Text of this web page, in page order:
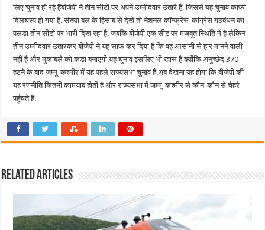
लिए चुनाव हो रहे हैंबीजेपी ने तीन सीटों पर अपने उम्मीदवार उतारे हैं, जिससे यह चुनाव काफी
दिलचस्प हो गया है. संख्या बल के हिसाब से देखें तो नेशनल कॉन्फ्रेंस-कांग्रेस गठबंधन का
पलड़ा तीन सीटों पर भारी दिख रहा है, जबकि बीजेपी एक सीट पर मजबूत स्थिति में है लेकिन
तीन उम्मीदवार उतारकर बीजेपी ने यह साफ कर दिया है कि वह आसानी से हार मानने वाली
नहीं है और मुकाबले को कड़ा बनाएगी.यह चुनाव इसलिए भी खास है क्योंकि अनुच्छेद 370
हटने के बाद जम्मू-कश्मीर में यह पहले राज्यसभा चुनाव हैं.अब देखना यह होगा कि बीजेपी की
यह रणनीति कितनी कामयाब होती है और राज्यसभा में जम्मू-कश्मीर से कौन-कौन से चेहरे
पहुंचते हैं.
Related Articles